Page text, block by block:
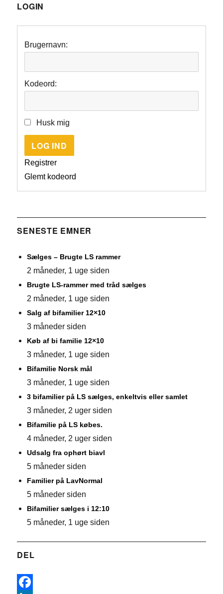
LOGIN
Brugernavn:
Kodeord:
Husk mig
LOG IND
Registrer
Glemt kodeord
SENESTE EMNER
Sælges – Brugte LS rammer
2 måneder, 1 uge siden
Brugte LS-rammer med tråd sælges
2 måneder, 1 uge siden
Salg af bifamilier 12×10
3 måneder siden
Køb af bi familie 12×10
3 måneder, 1 uge siden
Bifamilie Norsk mål
3 måneder, 1 uge siden
3 bifamilier på LS sælges, enkeltvis eller samlet
3 måneder, 2 uger siden
Bifamilie på LS købes.
4 måneder, 2 uger siden
Udsalg fra ophørt biavl
5 måneder siden
Familier på LavNormal
5 måneder siden
Bifamilier sælges i 12:10
5 måneder, 1 uge siden
DEL